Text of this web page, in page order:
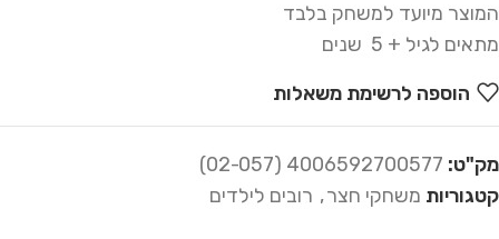
המוצר מיועד למשחק בלבד
מתאים לגיל + 5 שנים
הוספה לרשימת משאלות
מק"ט: 4006592700577 (02-057)
קטגוריות משחקי חצר, רובים לילדים